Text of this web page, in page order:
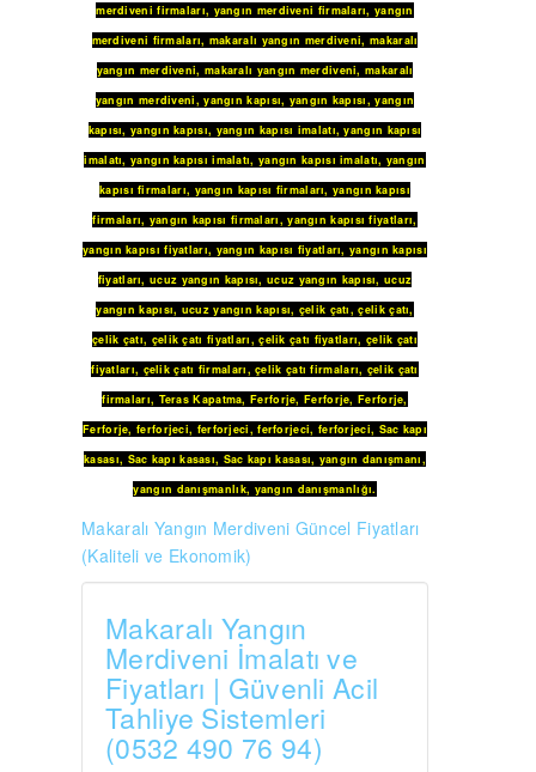
merdiveni firmaları, yangın merdiveni firmaları, yangın
merdiveni firmaları, makaralı yangın merdiveni,makaralı
yangın merdiveni, makaralı yangın merdiveni,makaralı
yangın merdiveni,yangın kapısı, yangın kapısı,yangın
kapısı,yangın kapısı, yangın kapısı imalatı,yangın kapısı
imalatı,yangın kapısı imalatı, yangın kapısı imalatı, yangın
kapısı firmaları, yangın kapısı firmaları,yangın kapısı
firmaları, yangın kapısı firmaları,yangın kapısı fiyatları,
yangın kapısı fiyatları, yangın kapısı fiyatları,yangın kapısı
fiyatları,ucuz yangın kapısı,ucuz yangın kapısı,ucuz
yangın kapısı, ucuz yangın kapısı, çelik çatı,çelik çatı,
çelik çatı, çelik çatı fiyatları,çelik çatı fiyatları, çelik çatı
fiyatları, çelik çatı firmaları,çelik çatı firmaları, çelik çatı
firmaları, Teras Kapatma,Ferforje,Ferforje,Ferforje,
Ferforje,ferforjeci, ferforjeci,ferforjeci, ferforjeci, Sac kapı
kasası, Sac kapı kasası, Sac kapı kasası, yangın danışmanı,
yangın danışmanlık, yangın danışmanlığı.
Makaralı Yangın Merdiveni Güncel Fiyatları
(Kaliteli ve Ekonomik)
Makaralı Yangın
Merdiveni İmalatı ve
Fiyatları | Güvenli Acil
Tahliye Sistemleri
(0532 490 76 94)